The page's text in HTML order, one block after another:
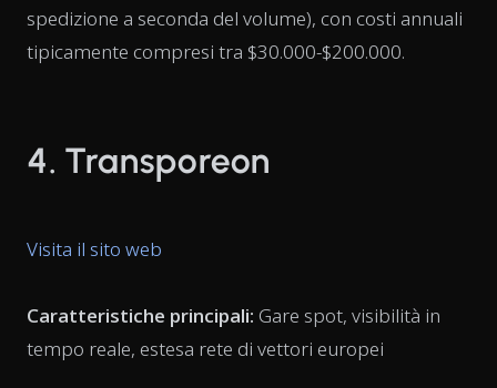
spedizione a seconda del volume), con costi annuali
tipicamente compresi tra $30.000-$200.000.
4. Transporeon
Visita il sito web
Caratteristiche principali: Gare spot, visibilità in
tempo reale, estesa rete di vettori europei